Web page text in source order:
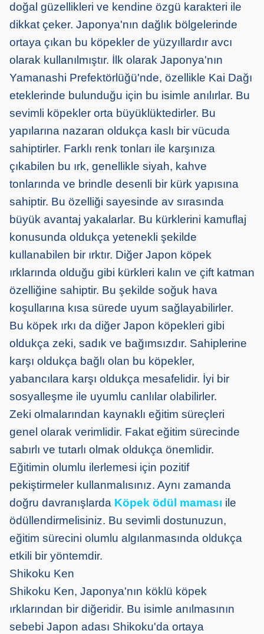
doğal güzellikleri ve kendine özgü karakteri ile
dikkat çeker. Japonya'nın dağlık bölgelerinde
ortaya çıkan bu köpekler de yüzyıllardır avcı
olarak kullanılmıştır. İlk olarak Japonya'nın
Yamanashi Prefektörlüğü'nde, özellikle Kai Dağı
eteklerinde bulunduğu için bu isimle anılırlar. Bu
sevimli köpekler orta büyüklüktedirler. Bu
yapılarına nazaran oldukça kaslı bir vücuda
sahiptirler. Farklı renk tonları ile karşınıza
çıkabilen bu ırk, genellikle siyah, kahve
tonlarında ve brindle desenli bir kürk yapısına
sahiptir. Bu özelliği sayesinde av sırasında
büyük avantaj yakalarlar. Bu kürklerini kamuflaj
konusunda oldukça yetenekli şekilde
kullanabilen bir ırktır. Diğer Japon köpek
ırklarında olduğu gibi kürkleri kalın ve çift katman
özelliğine sahiptir. Bu şekilde soğuk hava
koşullarına kısa sürede uyum sağlayabilirler.
Bu köpek ırkı da diğer Japon köpekleri gibi
oldukça zeki, sadık ve bağımsızdır. Sahiplerine
karşı oldukça bağlı olan bu köpekler,
yabancılara karşı oldukça mesafelidir. İyi bir
sosyalleşme ile uyumlu canlılar olabilirler.
Zeki olmalarından kaynaklı eğitim süreçleri
genel olarak verimlidir. Fakat eğitim sürecinde
sabırlı ve tutarlı olmak oldukça önemlidir.
Eğitimin olumlu ilerlemesi için pozitif
pekiştirmeler kullanmalısınız. Aynı zamanda
doğru davranışlarda Köpek ödül maması ile
ödüllendirmelisiniz. Bu sevimli dostunuzun,
eğitim sürecini olumlu algılanmasında oldukça
etkili bir yöntemdir.
Shikoku Ken
Shikoku Ken, Japonya'nın köklü köpek
ırklarından bir diğeridir. Bu isimle anılmasının
sebebi Japon adası Shikoku'da ortaya